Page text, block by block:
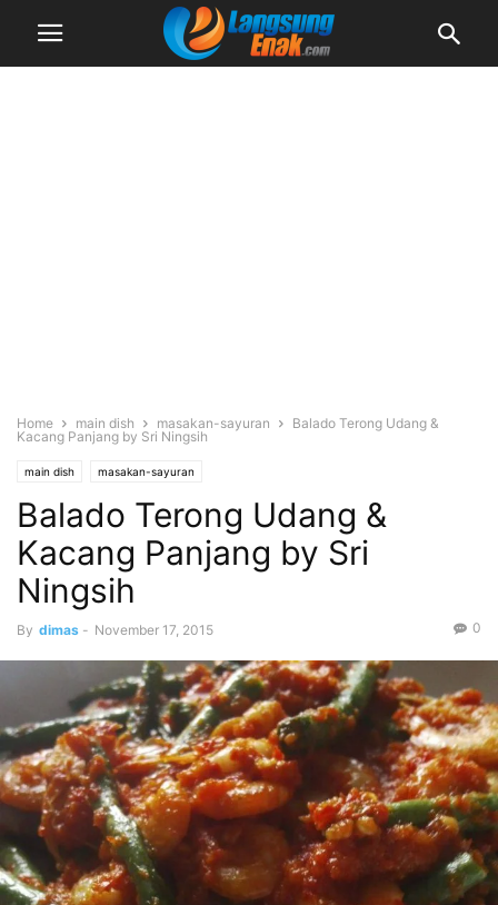
Home main dish masakan-sayuran
Balado Terong Udang &
Kacang Panjang by Sri Ningsih
main dish masakan-sayuran
Balado Terong Udang &
Kacang Panjang by Sri
Ningsih
By dimas - November 17, 2015 0